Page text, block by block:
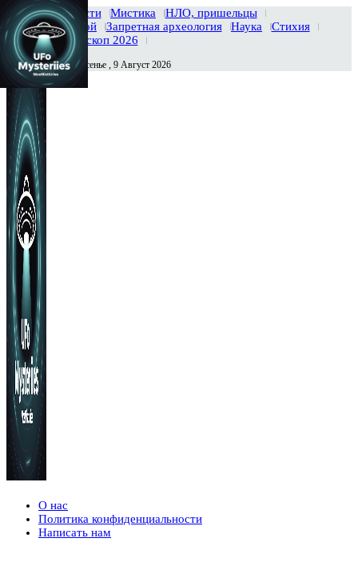
Главная Новости Мистика
НЛО, пришельцы
Тайны вселенной
Запретная археология Наука
Стихия
История
Гороскоп 2026
Сегодня Воскресенье , 9 Август 2026
О нас
Политика конфиденциальности
Написать нам